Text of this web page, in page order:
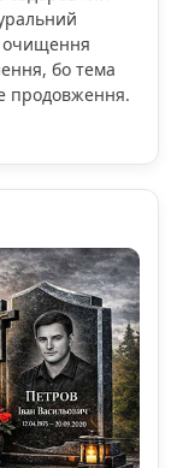
очищення
бо тема
продовження.